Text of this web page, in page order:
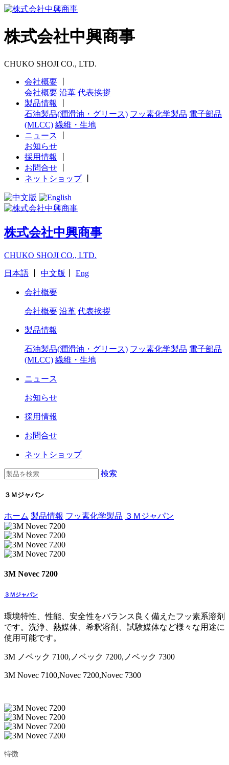
株式会社中興商事
CHUKO SHOJI CO., LTD.
会社概要
会社概要 沿革 代表挨拶
製品情報
石油製品(潤滑油・グリース) フッ素化学製品 電子部品
(MLCC) 繊維・生地
ニュース
お知らせ
採用情報
お問合せ
ネットショップ
株式会社中興商事
CHUKO SHOJI CO., LTD.
日本語 中文版 Eng
会社概要
会社概要 沿革 代表挨拶
製品情報
石油製品(潤滑油・グリース) フッ素化学製品 電子部品
(MLCC) 繊維・生地
ニュース
お知らせ
採用情報
お問合せ
ネットショップ
検索
３Ｍジャパン
ホーム 製品情報 フッ素化学製品 ３Ｍジャパン
3M Novec 7200
３Ｍジャパン
環境特性、性能、安全性をバランス良く備えたフッ素系溶剤
です。洗浄、熱媒体、希釈溶剤、試験媒体など様々な用途に
使用可能です。
3M ノベック 7100,ノベック 7200,ノベック 7300
3M Novec 7100,Novec 7200,Novec 7300
特徴